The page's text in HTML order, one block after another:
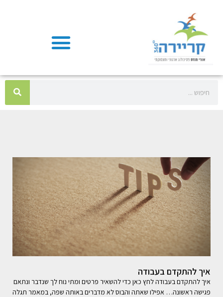
איך להתקדם בעבודה
איך להתקדם בעבודה לחץ כאן כדי להשאיר פרטים ומתי נוח לך שנדבר ונתאם
פגישה ראשונה… אפילו שאתה והבוס לא מדברים באותה שפה, במאמר תגלה